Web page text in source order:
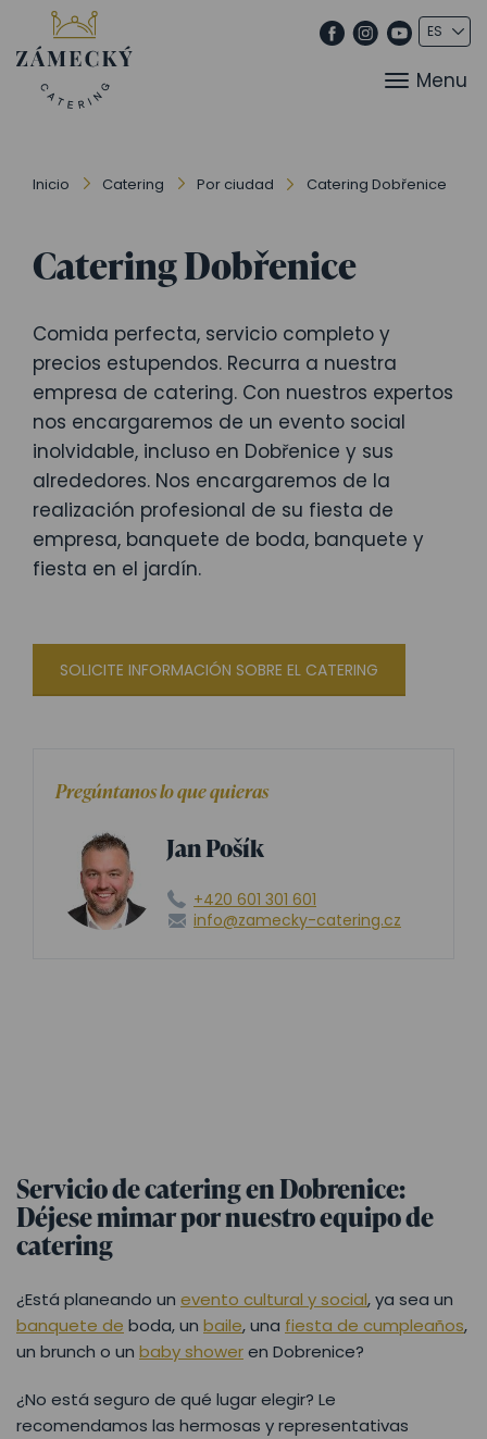
Menu
Inicio Catering Por ciudad Catering Dobřenice
Catering Dobřenice
Comida perfecta, servicio completo y
precios estupendos. Recurra a nuestra
empresa de catering. Con nuestros expertos
nos encargaremos de un evento social
inolvidable, incluso en Dobřenice y sus
alrededores. Nos encargaremos de la
realización profesional de su fiesta de
empresa, banquete de boda, banquete y
fiesta en el jardín.
SOLICITE INFORMACIÓN SOBRE EL CATERING
Pregúntanos lo que quieras
Jan Pošík
+420 601 301 601
info@zamecky-catering.cz
Servicio de catering en Dobrenice:
Déjese mimar por nuestro equipo de
catering
¿Está planeando un evento cultural y social, ya sea un
banquete de boda, un baile, una fiesta de cumpleaños,
un brunch o un baby showeren Dobrenice?
¿No está seguro de qué lugar elegir? Le
recomendamos las hermosas y representativas